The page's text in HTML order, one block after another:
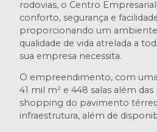
rodovias, o Centro
conforto, segurança e
proporcionando um
qualidade de vida atrelada a
sua empresa necessita.
O empreendimento, com
41 mil m² e 448 salas além das
shopping do pavimento
infraestrutura, além de